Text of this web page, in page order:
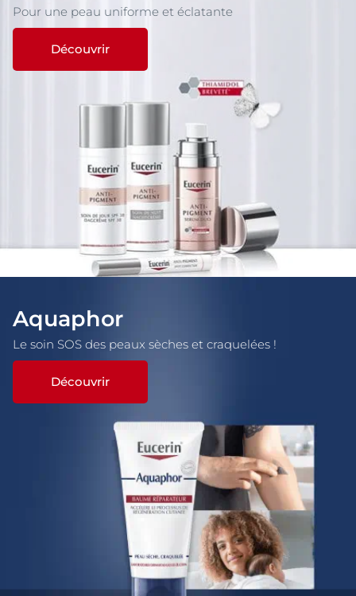
Pour une peau uniforme et éclatante
Découvrir
Aquaphor
Le soin SOS des peaux sèches et craquelées !
Découvrir